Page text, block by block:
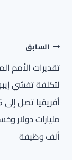
تصفّح
المقالات
السابق
تقديرات الأمم
لتكلفة تفشي
ألف وظيفة